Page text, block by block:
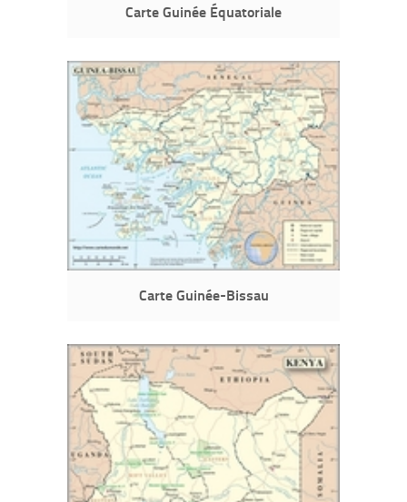
Carte Guinée Équatoriale
Carte Guinée-Bissau